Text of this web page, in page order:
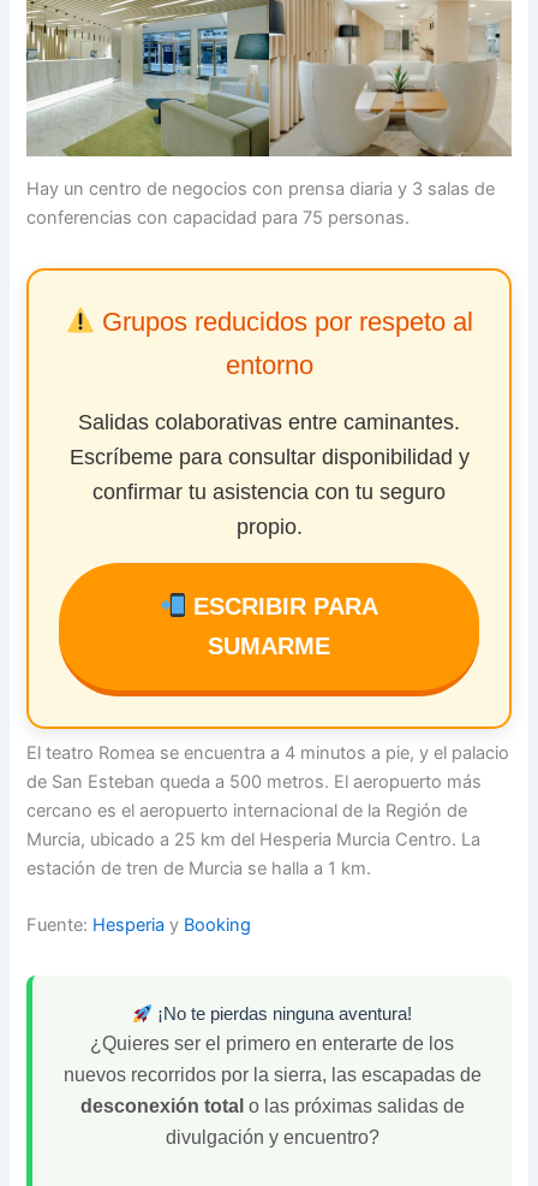
Hay un centro de negocios con prensa diaria y 3 salas de
conferencias con capacidad para 75 personas.
Grupos reducidos por respeto al
entorno
Salidas colaborativas entre caminantes.
Escríbeme para consultar disponibilidad y
confirmar tu asistencia con tu seguro
propio.
ESCRIBIR PARA
SUMARME
El teatro Romea se encuentra a 4 minutos a pie, y el palacio
de San Esteban queda a 500 metros. El aeropuerto más
cercano es el aeropuerto internacional de la Región de
Murcia, ubicado a 25 km del Hesperia Murcia Centro. La
estación de tren de Murcia se halla a 1 km.
Fuente: Hesperia y Booking
¡No te pierdas ninguna aventura!
¿Quieres ser el primero en enterarte de los
nuevos recorridos por la sierra, las escapadas de
desconexión total o las próximas salidas de
divulgación y encuentro?